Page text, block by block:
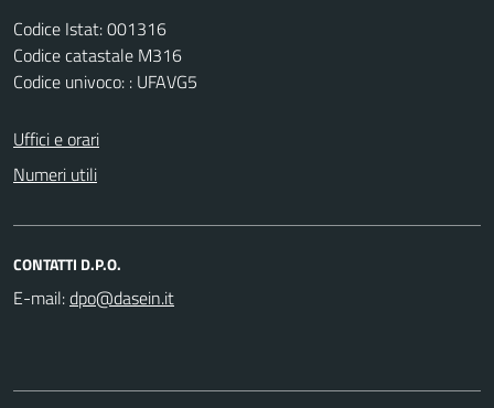
Codice Istat: 001316
Codice catastale M316
Codice univoco: : UFAVG5
Uffici e orari
Numeri utili
CONTATTI D.P.O.
E-mail: